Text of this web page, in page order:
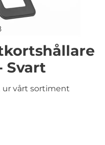
Svart
ur vårt sortiment